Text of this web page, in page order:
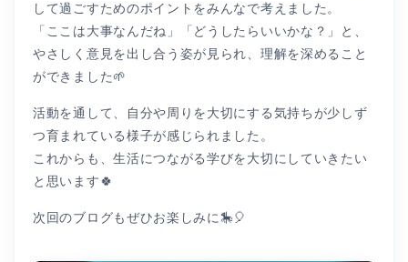
して過ごすためのポイントをみんなで考えました。
「ここは大事なんだね」「どうしたらいいかな？」と、
やさしく意見を出し合う姿が見られ、理解を深めること
ができました🌱
活動を通して、自分や周りを大切にする気持ちが少しず
つ育まれている様子が感じられました。
これからも、生活につながる学びを大切にしていきたい
と思います🍀
次回のブログもぜひお楽しみに🎠🎈